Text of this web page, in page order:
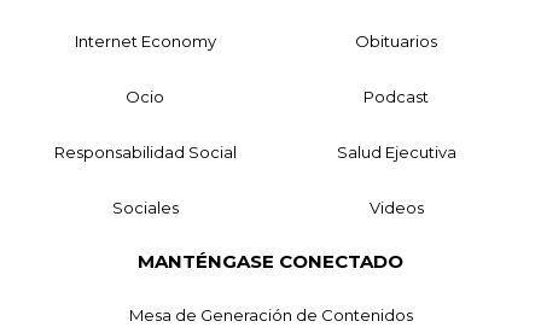
Internet Economy Obituarios
Ocio Podcast
Responsabilidad Social Salud Ejecutiva
Sociales Videos
MANTÉNGASE CONECTADO
Mesa de Generación de Contenidos